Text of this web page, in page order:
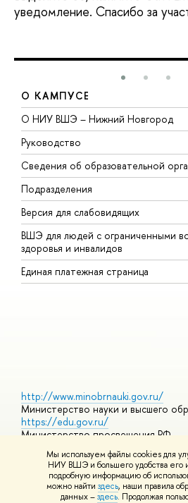
Мы используем файлы cookies для
НИУ ВШЭ и большего удобства его
подробную информацию об
можно найти здесь, наши правила
данных –здесь. Продолжая
уведомление. Спасибо за
О КАМПУСЕ
О НИУ ВШЭ – Нижний Новгород
Руководство
Сведения об образовательной
Подразделения
ерсия для слабовидящих
ШЭ для людей с ограниченными
здоровья и инвалидо
Единая платежная страница
http://www.minobrnauki.gov.ru/
Министерство науки и высшего
https://edu.gov.ru/
Министерство просвещения РФ
https://elearning.hse.ru/mooc
Массовые открытые онлайн-курсы